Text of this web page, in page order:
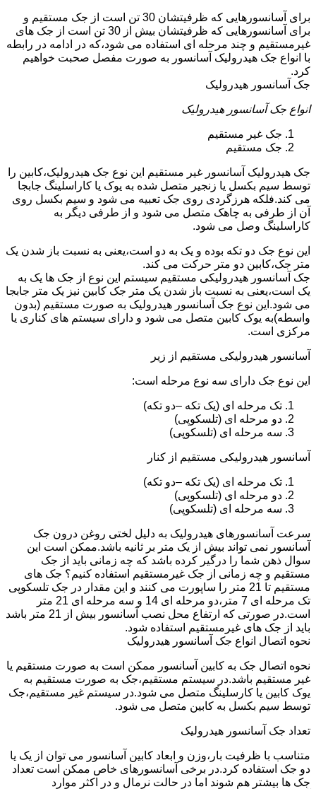
برای آسانسورهایی که ظرفیتشان 30 تن است از جک مستقیم و
برای آسانسورهایی که ظرفیتشان بیش از 30 تن است از جک های
غیرمستقیم و چند مرحله ای استفاده می شود،که در ادامه در رابطه
با انواع جک هیدرولیک آسانسور به صورت مفصل صحبت خواهیم
کرد.
جک آسانسور هیدرولیک
انواع جک آسانسور هیدرولیک
جک غیر مستقیم
جک مستقیم
جک هیدرولیک آسانسور غیر مستقیم این نوع جک هیدرولیک،کابین را
توسط سیم بکسل یا زنجیر متصل شده به یوک یا کاراسلینگ جابجا
می کند.فلکه هرزگردی روی جک تعبیه می شود و سیم بکسل روی
آن از طرفی به چاهک متصل می شود و از طرفی دیگر به
کاراسلینگ وصل می شود.
این نوع جک دو تکه بوده و یک به دو است،یعنی به نسبت باز شدن یک
متر جک،کابین دو متر حرکت می کند.
جک آسانسور هیدرولیکی مستقیم سیستم این نوع از جک ها یک به
یک است،یعنی به نسبت باز شدن یک متر جک کابین نیز یک متر جابجا
می شود.این نوع جک آسانسور هیدرولیک به صورت مستقیم (بدون
واسطه)به یوک کابین متصل می شود و دارای سیستم های کناری یا
مرکزی است.
آسانسور هیدرولیکی مستقیم از زیر
این نوع جک دارای سه نوع مرحله است:
تک مرحله ای (یک تکه –دو تکه)
دو مرحله ای (تلسکوپی)
سه مرحله ای (تلسکوپی)
آسانسور هیدرولیکی مستقیم از کنار
تک مرحله ای (یک تکه –دو تکه)
دو مرحله ای (تلسکوپی)
سه مرحله ای (تلسکوپی)
سرعت آسانسورهای هیدرولیک به دلیل لختی روغن درون جک
آسانسور نمی تواند بیش از یک متر بر ثانیه باشد.ممکن است این
سوال ذهن شما را درگیر کرده باشد که چه زمانی باید از جک
مستقیم و چه زمانی از جک غیرمستقیم استفاده کنیم؟ جک های
مستقیم تا 21 متر را ساپورت می کنند و این مقدار در جک تلسکوپی
تک مرحله ای 7 متر،دو مرحله ای 14 و سه مرحله ای 21 متر
است.در صورتی که ارتفاع محل نصب آسانسور بیش از 21 متر باشد
باید از جک های غیرمستقیم استفاده شود.
نحوه اتصال انواع جک آسانسور هیدرولیک
نحوه اتصال جک به کابین آسانسور ممکن است به صورت مستقیم یا
غیر مستقیم باشد.در سیستم مستقیم،جک به صورت مستقیم به
یوک کابین یا کارسلینگ متصل می شود.در سیستم غیر مستقیم،جک
توسط سیم بکسل به کابین متصل می شود.
تعداد جک آسانسور هیدرولیک
متناسب با ظرفیت بار،وزن و ابعاد کابین آسانسور می توان از یک یا
دو جک استفاده کرد.در برخی آسانسورهای خاص ممکن است تعداد
جک ها بیشتر هم شوند اما در حالت نرمال و در اکثر موارد